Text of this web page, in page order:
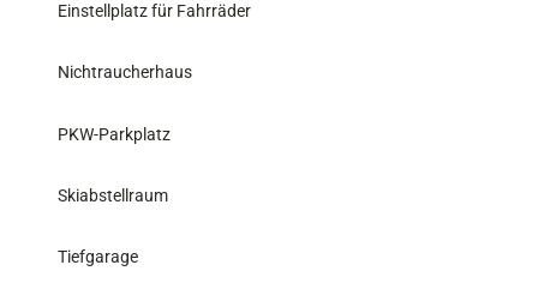
Einstellplatz für Fahrräder
Nichtraucherhaus
PKW-Parkplatz
Skiabstellraum
Tiefgarage